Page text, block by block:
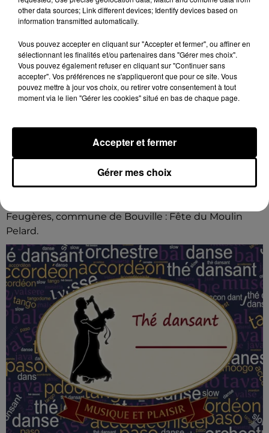
BOUVILLE - FÊTE DU MOULIN PELARD
Feugères, commune de Bouville : Fête du Moulin
Pelard.
other data sources; Link different devices; Identify devices based on
information transmitted automatically.
Vous pouvez accepter en cliquant sur "Accepter et fermer", ou affiner en
sélectionnant les finalités et/ou partenaires dans "Gérer mes choix".
Vous pouvez également refuser en cliquant sur "Continuer sans
accepter". Vos préférences ne s'appliqueront que pour ce site. Vous
pouvez mettre à jour vos choix, ou retirer votre consentement à tout
moment via le lien "Gérer les cookies" situé en bas de chaque page.
Gérer mes choix
Accepter et fermer